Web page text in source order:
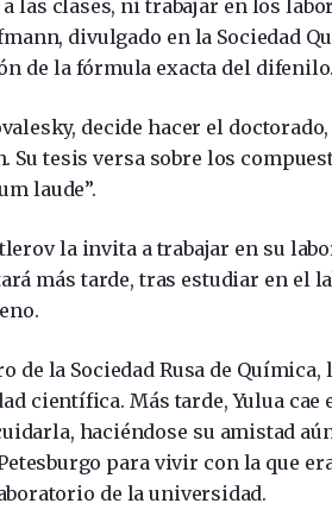
las clases, ni trabajar en los
divulgado en la Sociedad
de la fórmula exacta del difenilo.
decide hacer el
Su tesis versa sobre los
laude”.
la invita a trabajar en su
más tarde, tras estudiar en el
de la Sociedad Rusa de
científica. Más tarde, Yulua cae
haciéndose su amistad
para vivir con la que
de la universidad.